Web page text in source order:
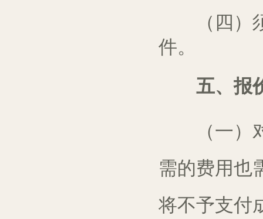
（四）须
件。
五、报
（一
需的费用也
将不予支付